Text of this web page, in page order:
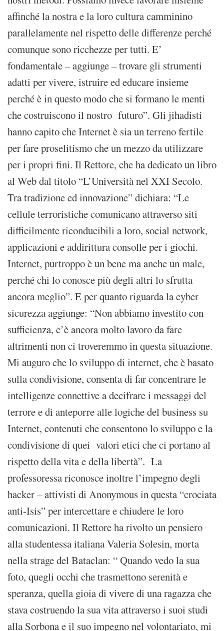
affinché la nostra e la loro cultura camminino
parallelamente nel rispetto delle differenze perché
comunque sono ricchezze per tutti. E’
fondamentale – aggiunge – trovare gli strumenti
adatti per vivere, istruire ed educare insieme
perché è in questo modo che si formano le menti
che costruiscono il nostro futuro”. Gli jihadisti
hanno capito che Internet è sia un terreno fertile
per fare proselitismo che un mezzo da utilizzare
per i propri fini. Il Rettore, che ha dedicato un libro
al Web dal titolo “L’Università nel XXI Secolo.
Tra tradizione ed innovazione” dichiara: “Le
cellule terroristiche comunicano attraverso siti
difficilmente riconducibili a loro, social network,
applicazioni e addirittura consolle per i giochi.
Internet, purtroppo è un bene ma anche un male,
perché chi lo conosce più degli altri lo sfrutta
ancora meglio”. E per quanto riguarda la cyber –
sicurezza aggiunge: “Non abbiamo investito con
sufficienza, c’è ancora molto lavoro da fare
altrimenti non ci troveremmo in questa situazione.
Mi auguro che lo sviluppo di internet, che è basato
sulla condivisione, consenta di far concentrare le
intelligenze connettive a decifrare i messaggi del
terrore e di anteporre alle logiche del business su
Internet, contenuti che consentono lo sviluppo e la
condivisione di quei valori etici che ci portano al
rispetto della vita e della libertà”. La
professoressa riconosce inoltre l’impegno degli
hacker – attivisti di Anonymous in questa “crociata
anti-Isis” per intercettare e chiudere le loro
comunicazioni. Il Rettore ha rivolto un pensiero
alla studentessa italiana Valeria Solesin, morta
nella strage del Bataclan: “ Quando vedo la sua
foto, quegli occhi che trasmettono serenità e
speranza, quella gioia di vivere di una ragazza che
stava costruendo la sua vita attraverso i suoi studi
alla Sorbona e il suo impegno nel volontariato, mi